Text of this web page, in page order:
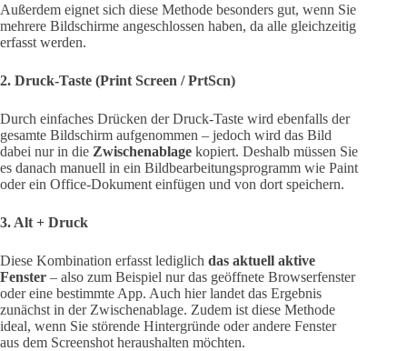
Außerdem eignet sich diese Methode besonders gut, wenn Sie
mehrere Bildschirme angeschlossen haben, da alle gleichzeitig
erfasst werden.
2. Druck-Taste (Print Screen / PrtScn)
Durch einfaches Drücken der Druck-Taste wird ebenfalls der
gesamte Bildschirm aufgenommen – jedoch wird das Bild
dabei nur in die Zwischenablage kopiert. Deshalb müssen Sie
es danach manuell in ein Bildbearbeitungsprogramm wie Paint
oder ein Office-Dokument einfügen und von dort speichern.
3. Alt + Druck
Diese Kombination erfasst lediglich das aktuell aktive
Fenster – also zum Beispiel nur das geöffnete Browserfenster
oder eine bestimmte App. Auch hier landet das Ergebnis
zunächst in der Zwischenablage. Zudem ist diese Methode
ideal, wenn Sie störende Hintergründe oder andere Fenster
aus dem Screenshot heraushalten möchten.